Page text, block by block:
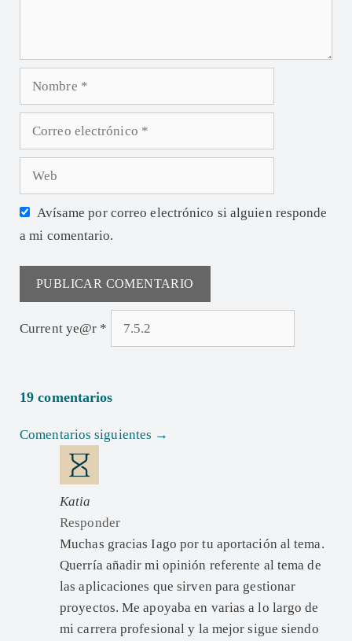
Avísame por correo electrónico si alguien responde
a mi comentario.
Current ye@r *
19 comentarios
Comentarios siguientes →
Katia
Responder
Muchas gracias Iago por tu aportación al tema.
Querría añadir mi opinión referente al tema de
las aplicaciones que sirven para gestionar
proyectos. Me apoyaba en varias a lo largo de
mi carrera profesional y la mejor sigue siendo